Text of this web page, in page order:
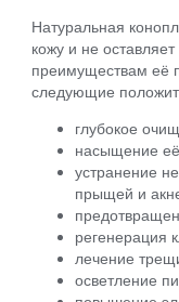
Натуральная
кожу и не
преимуществам её
следующие
глубокое
насыщение
устранение
прыщей и
регенерация
лечение
осветление